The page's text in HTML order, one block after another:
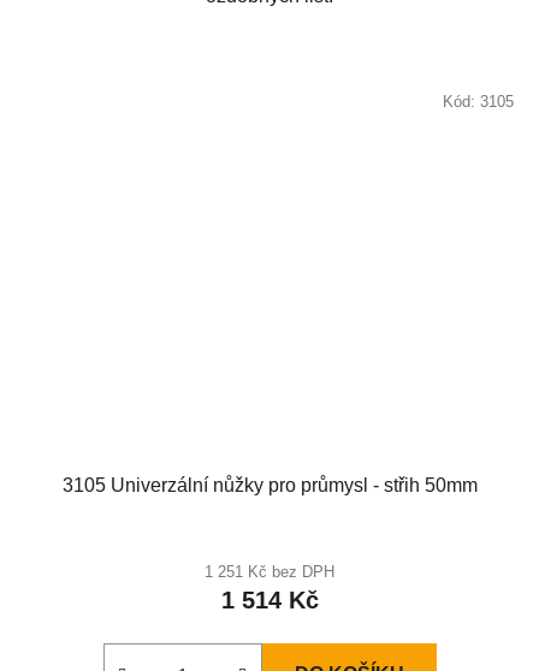
3105 Univerzální nůžky pro průmysl - střih 50mm
1 251 Kč bez DPH
1 514 Kč
Kód: 3105